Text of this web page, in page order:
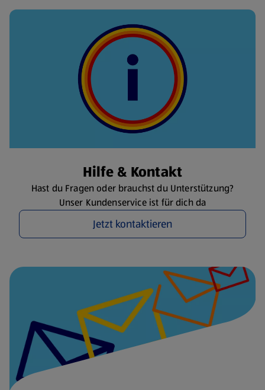
Hilfe & Kontakt
Hast du Fragen oder brauchst du Unterstützung?
Unser Kundenservice ist für dich da
Jetzt kontaktieren